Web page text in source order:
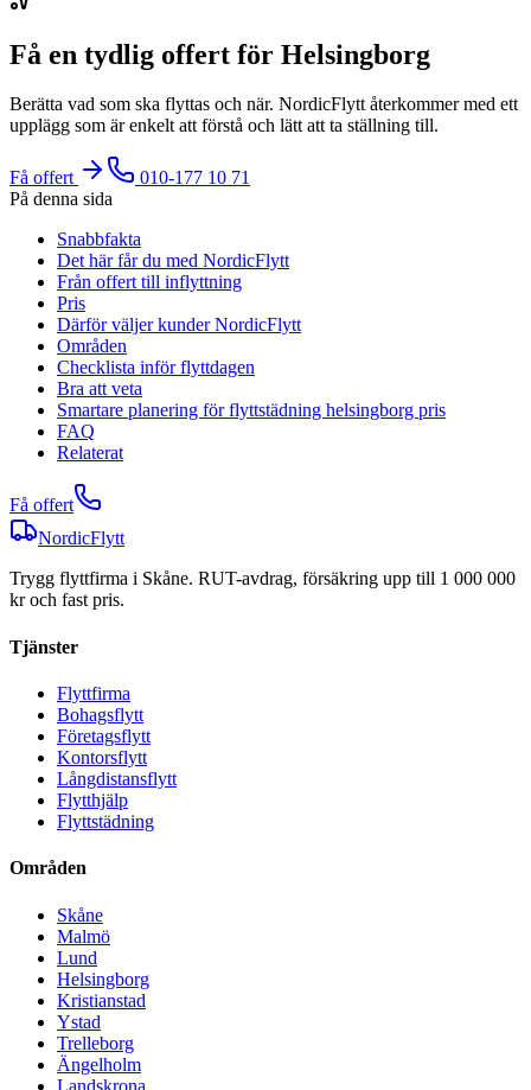
Få en tydlig offert för Helsingborg
Berätta vad som ska flyttas och när. NordicFlytt återkommer med ett
upplägg som är enkelt att förstå och lätt att ta ställning till.
Få offert
010-177 10 71
På denna sida
Snabbfakta
Det här får du med NordicFlytt
Från offert till inflyttning
Pris
Därför väljer kunder NordicFlytt
Områden
Checklista inför flyttdagen
Bra att veta
Smartare planering för flyttstädning helsingborg pris
FAQ
Relaterat
Få offert
NordicFlytt
Trygg flyttfirma i Skåne. RUT-avdrag, försäkring upp till 1 000 000
kr och fast pris.
Tjänster
Flyttfirma
Bohagsflytt
Företagsflytt
Kontorsflytt
Långdistansflytt
Flytthjälp
Flyttstädning
Områden
Skåne
Malmö
Lund
Helsingborg
Kristianstad
Ystad
Trelleborg
Ängelholm
Landskrona